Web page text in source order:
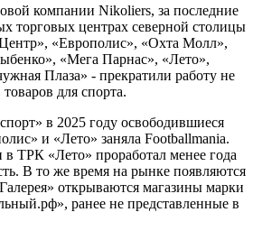
компании Nikoliers, за последние
торговых центрах северной столицы
«Европолис», «Охта Молл»,
«Мега Парнас», «Лето»,
Плаза» - прекратили работу не
для спорта.
в 2025 году освободившиеся
и «Лето» заняла Footballmania.
ТРК «Лето» проработал менее года
В то же время на рынке появляются
открываются магазины марки
ранее не представленные в